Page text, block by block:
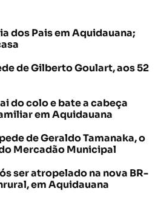
dos Pais em Aquidauana;
de Gilberto Goulart, aos 52
do colo e bate a cabeça
em Aquidauana
de Geraldo Tamanaka, o
Mercadão Municipal
ser atropelado na nova BR-
em Aquidauana